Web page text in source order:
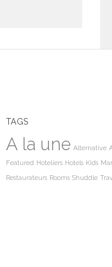
TAGS
A la une Alternative
Featured Hoteliers Hotels Kids
Restaurateurs Rooms Shuddle